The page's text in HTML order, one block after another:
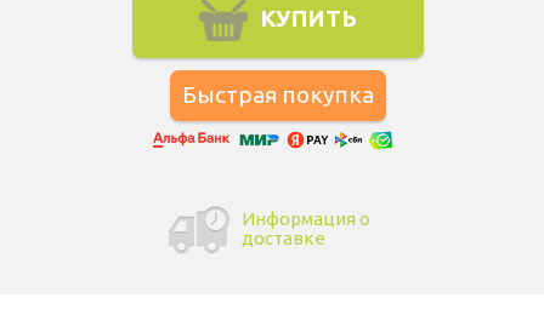
КУПИТЬ
Информация о
доставке